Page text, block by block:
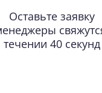
Оставьте заявку
течении 40 секунд